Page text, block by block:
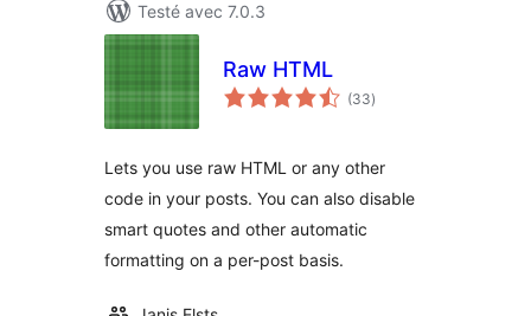
Testé avec 7.0.3
Raw HTML
(33notes
en
)
Lets you use raw HTML or any other
code in your posts. You can also disable
smart quotes and other automatic
formatting on a per-post basis.